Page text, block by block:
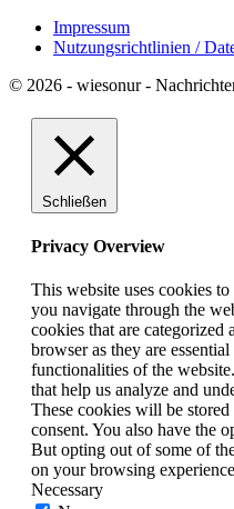
Impressum
Nutzungsrichtlinien /
© 2026 - wiesonur -
Schließen
Privacy Overview
This website uses cookies
you navigate through the
cookies that are categorized
browser as they are
functionalities of the
that help us analyze and
These cookies will be
consent. You also have the
But opting out of some of
on your browsing
Necessary